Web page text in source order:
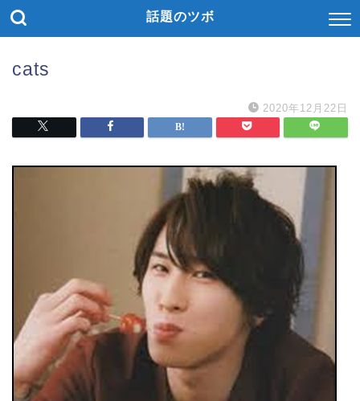
話題のツボ
cats
2020年12月22日